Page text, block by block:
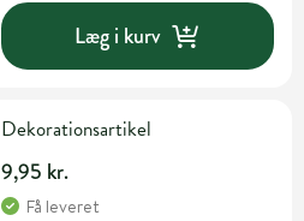
Læg i kurv
Dekorationsartikel
9,95 kr.
Få leveret